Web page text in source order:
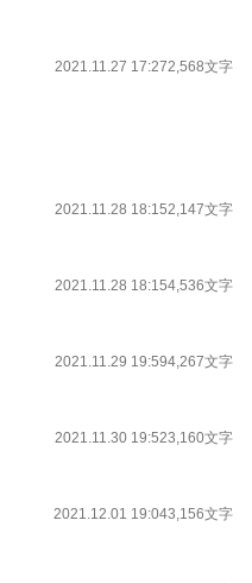
2021.11.27 17:272,568文字
2021.11.28 18:152,147文字
2021.11.28 18:154,536文字
2021.11.29 19:594,267文字
2021.11.30 19:523,160文字
2021.12.01 19:043,156文字